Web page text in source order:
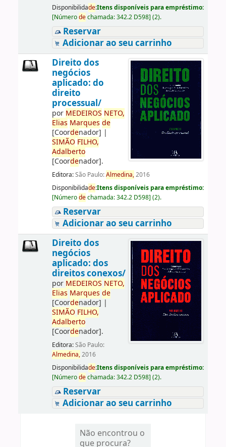
Disponibilidade:Itens disponíveis para empréstimo:
[Númerodechamada:342.2 D598] (2).
Reservar
Adicionar ao seu carrinho
Direito dos
negócios
aplicado: do
direito
processual/
por MEDEIROS NETO,
Elias Marques de
[Coordenador] |
SIMÃO FILHO,
Adalberto
[Coordenador].
Editora:São Paulo:Almedina,2016
Disponibilidade:Itens disponíveis para empréstimo:
[Númerodechamada:342.2 D598] (2).
Reservar
Adicionar ao seu carrinho
Direito dos
negócios
aplicado: dos
direitos conexos/
por MEDEIROS NETO,
Elias Marques de
[Coordenador] |
SIMÃO FILHO,
Adalberto
[Coordenador].
Editora:São Paulo:
Almedina,2016
Disponibilidade:Itens disponíveis para empréstimo:
[Númerodechamada:342.2 D598] (2).
Reservar
Adicionar ao seu carrinho
Não encontrou o
que procura?